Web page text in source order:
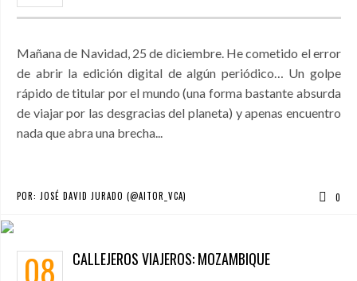
Mañana de Navidad, 25 de diciembre. He cometido el error
de abrir la edición digital de algún periódico… Un golpe
rápido de titular por el mundo (una forma bastante absurda
de viajar por las desgracias del planeta) y apenas encuentro
nada que abra una brecha...
POR: JOSÉ DAVID JURADO (@AITOR_VCA) 0
08 CALLEJEROS VIAJEROS: MOZAMBIQUE